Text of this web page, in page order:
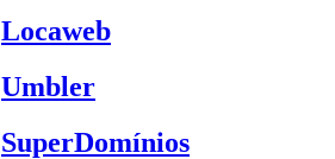
Locaweb
Umbler
SuperDomínios